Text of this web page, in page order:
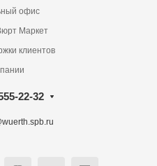
офис
Маркет
клиентов
22-32